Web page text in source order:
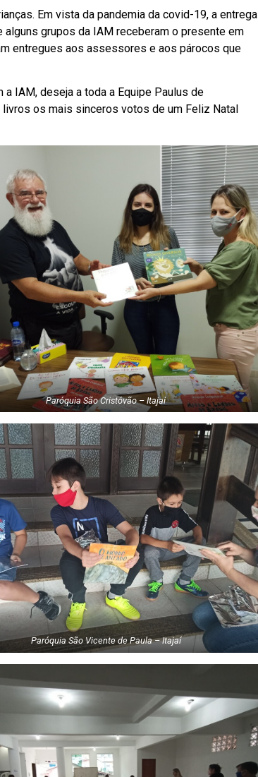
Em vista da pandemia da covid-19, a entrega
grupos da IAM receberam o presente em
entregues aos assessores e aos párocos que
IAM, deseja a toda a Equipe Paulus de
os mais sinceros votos de um Feliz Natal
Paróquia São Cristóvão – Itajaí
Paróquia São Vicente de Paula – Itajaí